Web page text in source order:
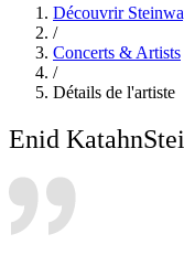
Découvrir
/
Concerts & Artists
/
Détails de l'artiste
Enid Katahn